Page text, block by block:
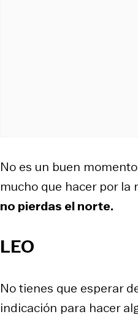
No es un buen
mucho que hacer por la
no pierdas el norte.
LEO
No tienes que esperar
indicación para hacer